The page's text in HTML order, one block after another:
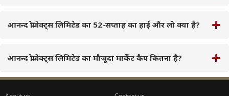
आनन्द प्रोजेक्ट्स लिमिटेड का 52-सप्ताह का हाई और लो क्या है?
आनन्द प्रोजेक्ट्स लिमिटेड का मौजूदा मार्केट कैप कितना है?